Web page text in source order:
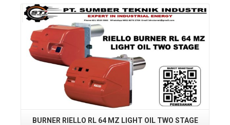
BURNER RIELLO RL 64 MZ LIGHT OIL TWO STAGE